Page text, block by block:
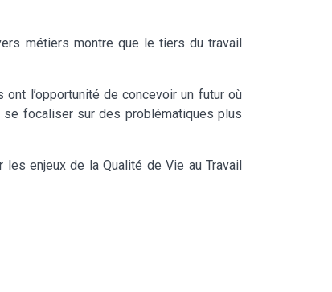
métiers montre que le tiers du travail
l’opportunité de concevoir un futur où
se focaliser sur des problématiques plus
enjeux de la Qualité de Vie au Travail